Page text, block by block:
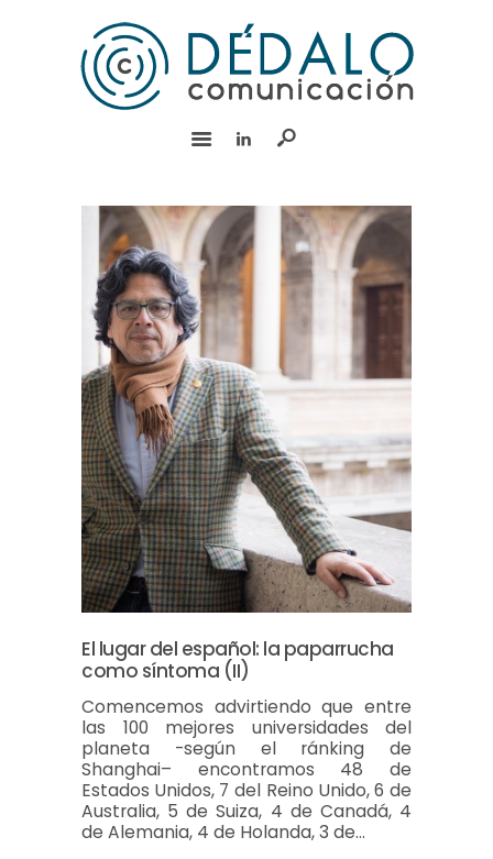
INICIO
SERVICIOS
RSC
CONTACTO
English
El lugar del español: la paparrucha
como síntoma (II)
Comencemos advirtiendo que entre
las 100 mejores universidades del
planeta -según el ránking de
Shanghai– encontramos 48 de
Estados Unidos, 7 del Reino Unido, 6 de
Australia, 5 de Suiza, 4 de Canadá, 4
de Alemania, 4 de Holanda, 3 de…